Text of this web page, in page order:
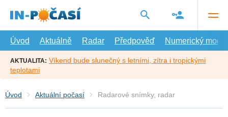
hlavní
Úvod
Aktuálně Radar Předpověď Numerický model
AKTUALITA: Víkend bude slunečný s letními, zítra i tropickými
teplotami
Úvod Aktuální počasí Radarové snímky, radar